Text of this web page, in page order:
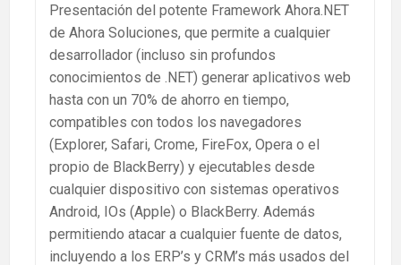
Presentación del potente Framework Ahora.NET
de Ahora Soluciones, que permite a cualquier
desarrollador (incluso sin profundos
conocimientos de .NET) generar aplicativos web
hasta con un 70% de ahorro en tiempo,
compatibles con todos los navegadores
(Explorer, Safari, Crome, FireFox, Opera o el
propio de BlackBerry) y ejecutables desde
cualquier dispositivo con sistemas operativos
Android, IOs (Apple) o BlackBerry. Además
permitiendo atacar a cualquier fuente de datos,
incluyendo a los ERP’s y CRM’s más usados del